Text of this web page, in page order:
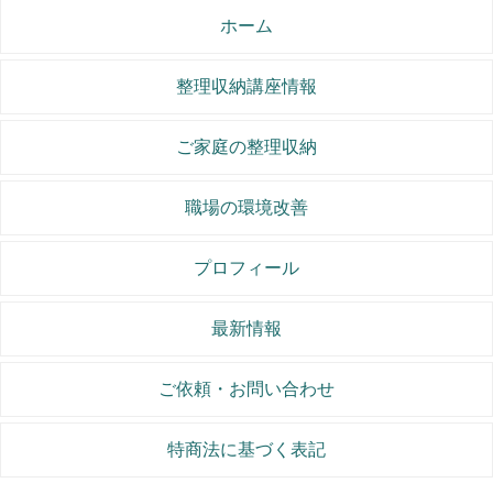
ホーム
整理収納講座情報
ご家庭の整理収納
職場の環境改善
プロフィール
最新情報
ご依頼・お問い合わせ
特商法に基づく表記